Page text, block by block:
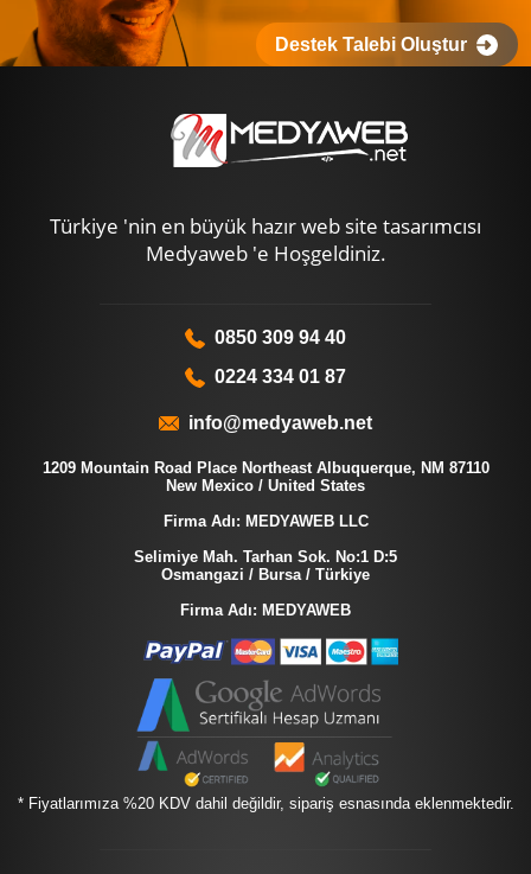
Destek Talebi Oluştur
Türkiye 'nin en büyük hazır web site tasarımcısı
Medyaweb 'e Hoşgeldiniz.
0850 309 94 40
0224 334 01 87
info@medyaweb.net
1209 Mountain Road Place Northeast Albuquerque, NM 87110
New Mexico / United States
Firma Adı: MEDYAWEB LLC
Selimiye Mah. Tarhan Sok. No:1 D:5
Osmangazi / Bursa / Türkiye
Firma Adı: MEDYAWEB
* Fiyatlarımıza %20 KDV dahil değildir, sipariş esnasında eklenmektedir.